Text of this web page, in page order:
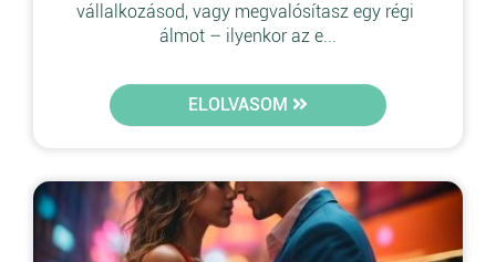
vállalkozásod, vagy megvalósítasz egy régi
álmot – ilyenkor az e...
ELOLVASOM